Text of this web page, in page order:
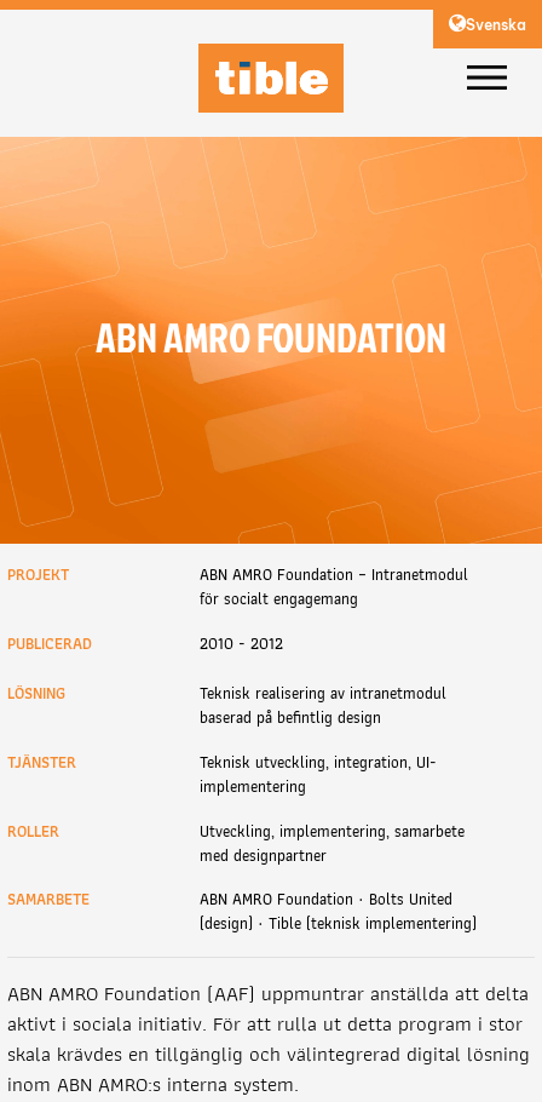
Svenska
ABN AMRO FOUNDATION
PROJEKT
ABN AMRO Foundation – Intranetmodul
för socialt engagemang
PUBLICERAD
2010 - 2012
LÖSNING
Teknisk realisering av intranetmodul
baserad på befintlig design
TJÄNSTER
Teknisk utveckling, integration, UI-
implementering
ROLLER
Utveckling, implementering, samarbete
med designpartner
SAMARBETE
ABN AMRO Foundation · Bolts United
(design) · Tible (teknisk implementering)
ABN AMRO Foundation (AAF) uppmuntrar anställda att delta
aktivt i sociala initiativ. För att rulla ut detta program i stor
skala krävdes en tillgänglig och välintegrerad digital lösning
inom ABN AMRO:s interna system.